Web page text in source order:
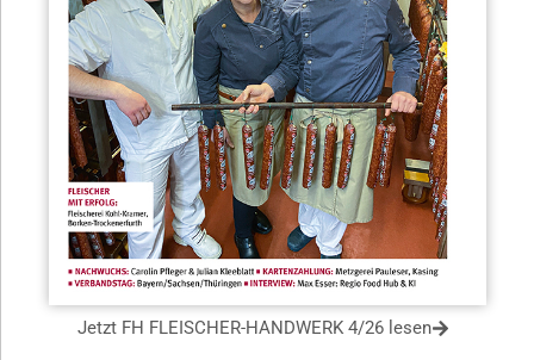
Jetzt FH FLEISCHER-HANDWERK 4/26 lesen